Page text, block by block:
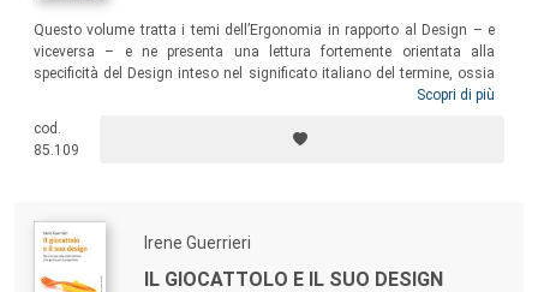
Questo volume tratta i temi dell’Ergonomia in rapporto al Design – e
viceversa – e ne presenta una lettura fortemente orientata alla
specificità del Design inteso nel significato italiano del termine, ossia
nelle sue diverse declinazioni di Design del prodotto (fisico e virtuale),
progettuale di conoscenze e competenze umanistiche, artistiche,
tecnologiche e delle scienze sociali.
Scopri di più
cod.
85.109
Irene Guerrieri
IL GIOCATTOLO E IL SUO DESIGN